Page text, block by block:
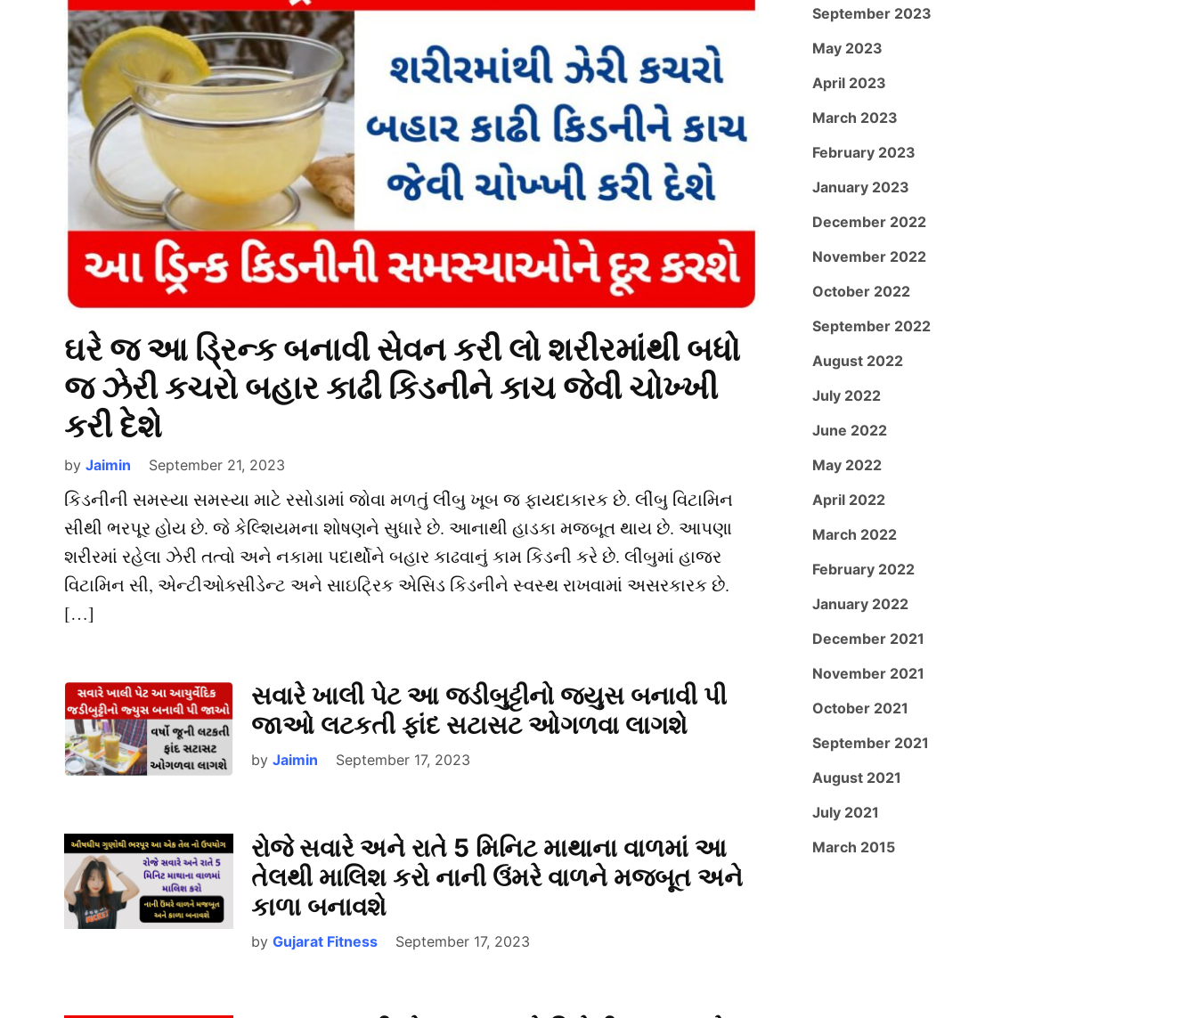
ઘરે જ આ ડ્રિન્ક બનાવી સેવન કરી લો શરીરમાંથી બધો
જ ઝેરી કચરો બહાર કાઢી કિડનીને કાચ જેવી ચોખ્ખી
કરી દેશે
by Jaimin September 21, 2023
કિડનીની સમસ્યા સમસ્યા માટે રસોડામાં જોવા મળતું લીંબુ ખૂબ જ ફાયદાકારક છે. લીંબુ વિટામિન
સીથી ભરપૂર હોય છે. જે કેલ્શિયમના શોષણને સુધારે છે. આનાથી હાડકા મજબૂત થાય છે. આપણા
શરીરમાં રહેલા ઝેરી તત્વો અને નકામા પદાર્થોને બહાર કાઢવાનું કામ કિડની કરે છે. લીંબુમાં હાજર
વિટામિન સી, એન્ટીઓક્સીડેન્ટ અને સાઇટ્રિક એસિડ કિડનીને સ્વસ્થ રાખવામાં અસરકારક છે.
[…]
સવારે ખાલી પેટ આ જડીબુટ્ટીનો જ્યુસ બનાવી પી
જાઓ લટકતી ફાંદ સટાસટ ઓગળવા લાગશે
by Jaimin September 17, 2023
રોજે સવારે અને રાતે 5 મિનિટ માથાના વાળમાં આ
તેલથી માલિશ કરો નાની ઉંમરે વાળને મજબૂત અને
કાળા બનાવશે
by Gujarat Fitness September 17, 2023
September 2023
May 2023
April 2023
March 2023
February 2023
January 2023
December 2022
November 2022
October 2022
September 2022
August 2022
July 2022
June 2022
May 2022
April 2022
March 2022
February 2022
January 2022
December 2021
November 2021
October 2021
September 2021
August 2021
July 2021
March 2015